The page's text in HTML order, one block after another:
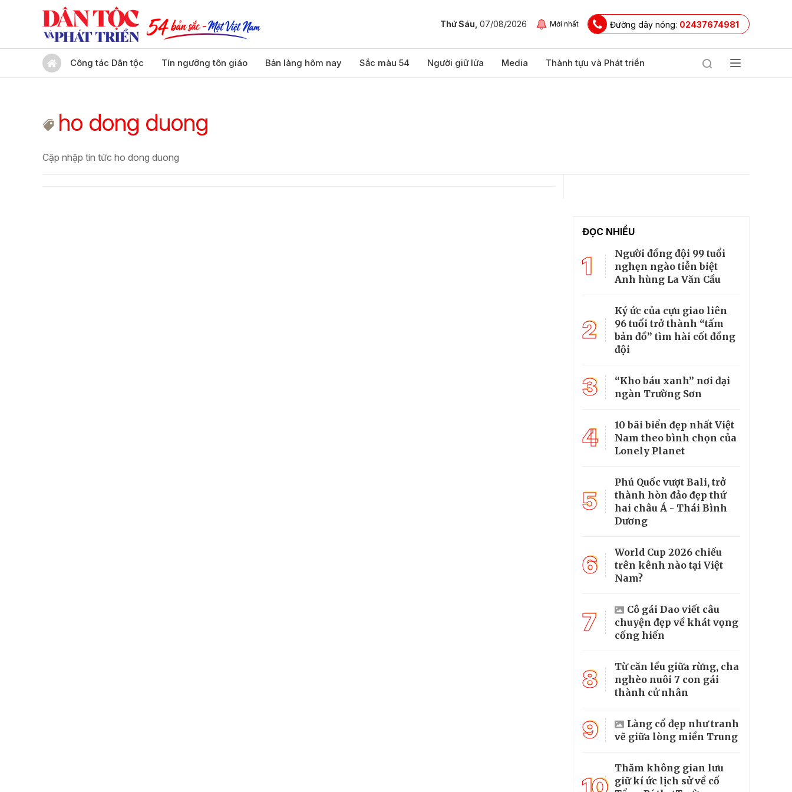
Thứ Sáu, 07/08/2026 Mới nhất Đường dây nóng: 02437674981
Công tác Dân tộc Tín ngưỡng tôn giáo Bản làng hôm nay Sắc màu 54 Người giữ lửa Media Thành tựu và Phát triển
ho dong duong
Cập nhập tin tức ho dong duong
ĐỌC NHIỀU
1
Người đồng đội 99 tuổi
nghẹn ngào tiễn biệt
Anh hùng La Văn Cầu
2
Ký ức của cựu giao liên
96 tuổi trở thành “tấm
bản đồ” tìm hài cốt đồng
đội
3
“Kho báu xanh” nơi đại
ngàn Trường Sơn
4
10 bãi biển đẹp nhất Việt
Nam theo bình chọn của
Lonely Planet
5
Phú Quốc vượt Bali, trở
thành hòn đảo đẹp thứ
hai châu Á - Thái Bình
Dương
6
World Cup 2026 chiếu
trên kênh nào tại Việt
Nam?
7
Cô gái Dao viết câu
chuyện đẹp về khát vọng
cống hiến
8
Từ căn lều giữa rừng, cha
nghèo nuôi 7 con gái
thành cử nhân
9
Làng cổ đẹp như tranh
vẽ giữa lòng miền Trung
Thăm không gian lưu
giữ kí ức lịch sử về cố